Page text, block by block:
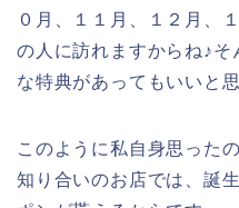
０月、１１月、１２月、
の人に訪れますからね♪
な特典があってもいいと
このように私自身思った
知り合いのお店では、誕